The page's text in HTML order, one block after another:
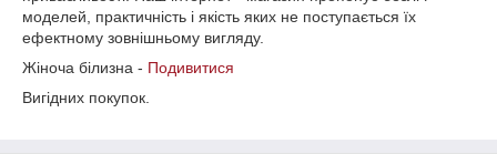
моделей, практичність і якість яких не поступається їх
ефектному зовнішньому вигляду.
Жіноча білизна - Подивитися
Вигідних покупок.